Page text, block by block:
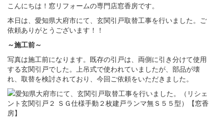
こんにちは！窓リフォームの専門店窓香房です。
本日は、愛知県大府市にて、玄関引戸取替工事を行いました。ご
依頼ありがとうございます！！
～施工前～
写真は施工前になります。既存の引戸は、両側に引き分けて使用
する玄関引戸でした。上吊式で使われていましたが、部品が壊
れ、取替を検討されており、今回ご依頼をいただきました。